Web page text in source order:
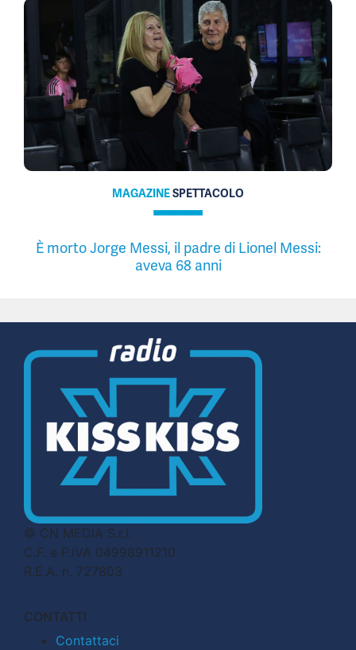
MAGAZINESPETTACOLO
È morto Jorge Messi, il padre di Lionel Messi:
aveva 68 anni
© CN MEDIA S.r.l.
C.F. e P.IVA 04998911210
R.E.A. n. 727803
CONTATTI
Contattaci